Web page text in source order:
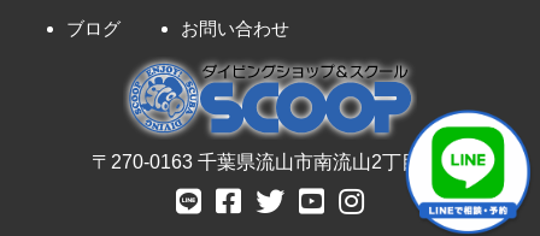
ブログ お問い合わせ
〒270-0163 千葉県流山市南流山2丁目8-7